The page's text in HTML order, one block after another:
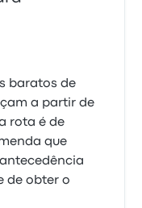
baratos de
a partir de
rota é de
que
de obter o